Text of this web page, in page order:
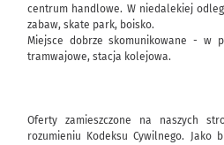
centrum handlowe. W niedalekiej
zabaw, skate park, boisko.
Miejsce dobrze skomunikowane - w
tramwajowe, stacja kolejowa.
Oferty zamieszczone na naszych
rozumieniu Kodeksu Cywilnego. Jako